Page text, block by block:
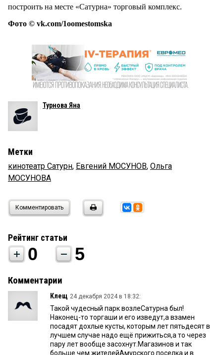
построить на месте «Сатурна» торговый комплекс.
Фото © vk.com/1oomestomska
Турнова Яна
Метки
кинотеатр Сатурн, Евгений МОСУНОВ, Ольга
МОСУНОВА
Комментировать
Рейтинг статьи
0 5
Комментарии
Клещ 24 декабря 2024 в 18:32:
Такой чудесный парк возлеСатурна был!
Наконец-то торгаши и его изведут,а взамен
посадят дохлые кусты, которым лет пятьдесят в
лучшем случае надо ещё прижиться,а то через
пару лет вообще засохнут.Магазинов и так
больше чем жителейАмурского поселка и в